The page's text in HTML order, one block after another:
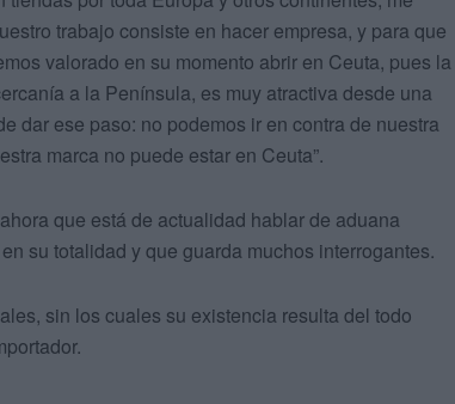
trabajo consiste en hacer empresa, y para que
valorado en su momento abrir en Ceuta, pues la
a la Península, es muy atractiva desde una
dar ese paso: no podemos ir en contra de nuestra
marca no puede estar en Ceuta”.
que está de actualidad hablar de aduana
su totalidad y que guarda muchos interrogantes.
sin los cuales su existencia resulta del todo